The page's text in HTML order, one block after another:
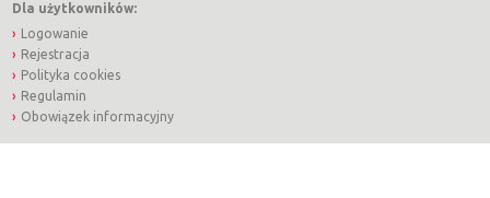
Dla użytkowników:
Logowanie
Rejestracja
Polityka cookies
Regulamin
Obowiązek informacyjny